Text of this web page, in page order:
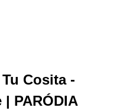
Cosita -
PARÓDIA